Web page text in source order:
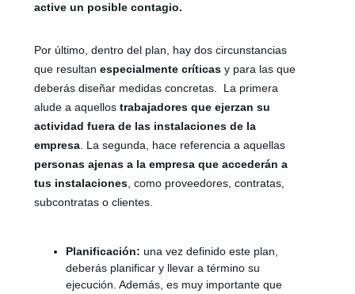
active un posible contagio.
Por último, dentro del plan, hay dos circunstancias
que resultanespecialmente críticas y para las que
deberás diseñar medidas concretas. La primera
alude a aquellostrabajadores que ejerzan su
actividad fuera de las instalaciones de la
empresa . La segunda, hace referencia a aquellas
personas ajenas a la empresa que accederán a
tus instalaciones , como proveedores, contratas,
subcontratas o clientes.
Planificación: una vez definido este plan,
deberás planificar y llevar a término su
ejecución. Además, es muy importante que